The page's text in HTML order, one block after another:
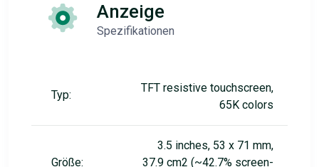
Anzeige
Spezifikationen
Typ:
TFT resistive touchscreen,
65K colors
Größe:
3.5 inches, 53 x 71 mm,
37.9 cm2 (~42.7% screen-